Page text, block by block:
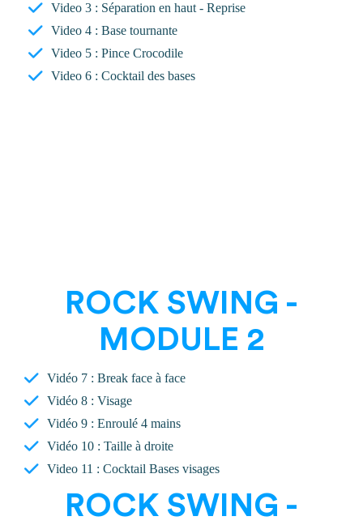
Video 3 : Séparation en haut - Reprise
Video 4 : Base tournante
Video 5 : Pince Crocodile
Video 6 : Cocktail des bases
ROCK SWING -
MODULE 2
Vidéo 7 : Break face à face
Vidéo 8 : Visage
Vidéo 9 : Enroulé 4 mains
Vidéo 10 : Taille à droite
Video 11 : Cocktail Bases visages
ROCK SWING -